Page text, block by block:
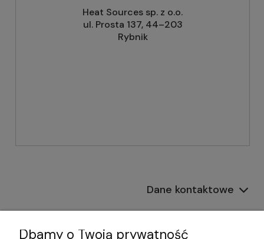
Heat Sources sp. z o.o.
ul. Prosta 137, 44–203
Rybnik
Dane kontaktowe
Informacje
Dbamy o Twoją prywatność